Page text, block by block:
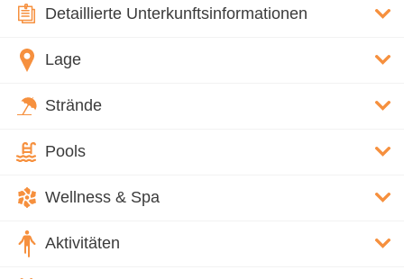
Detaillierte Unterkunftsinformationen
Lage
Strände
Pools
Wellness & Spa
Aktivitäten